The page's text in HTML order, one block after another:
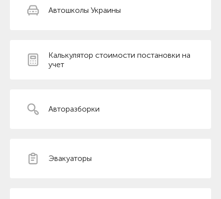
Автошколы Украины
Калькулятор стоимости постановки на
учет
Авторазборки
Эвакуаторы